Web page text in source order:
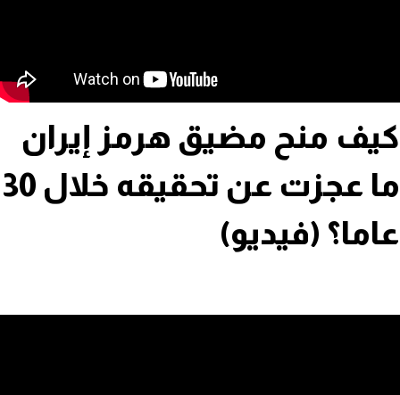
كيف منح مضيق هرمز إيران
ما عجزت عن تحقيقه خلال 30
عاما؟ (فيديو)